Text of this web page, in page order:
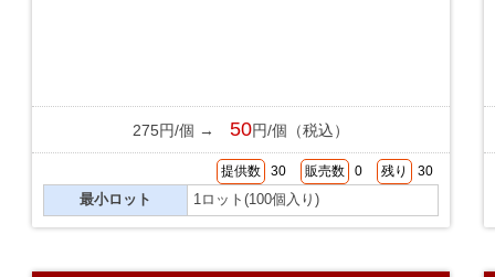
275円/個 → 50円/個（税込）
提供数 30 販売数 0 残り 30
最小ロット 1ロット(100個入り)